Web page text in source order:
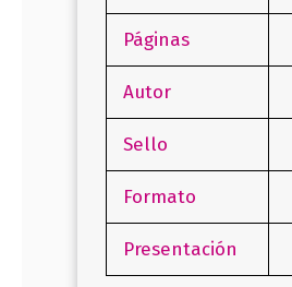
Páginas
Autor
Sello
Formato
Presentación